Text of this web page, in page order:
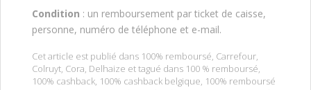
Condition : un remboursement par ticket de caisse,
personne, numéro de téléphone et e-mail.
Cet article est publié dans 100% remboursé, Carrefour,
Colruyt, Cora, Delhaize et tagué dans 100 % remboursé,
100% cashback, 100% cashback belgique, 100% remboursé